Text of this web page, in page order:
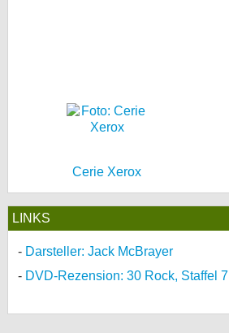
Cerie Xerox
LINKS
Darsteller: Jack McBrayer
DVD-Rezension: 30 Rock, Staffel 7